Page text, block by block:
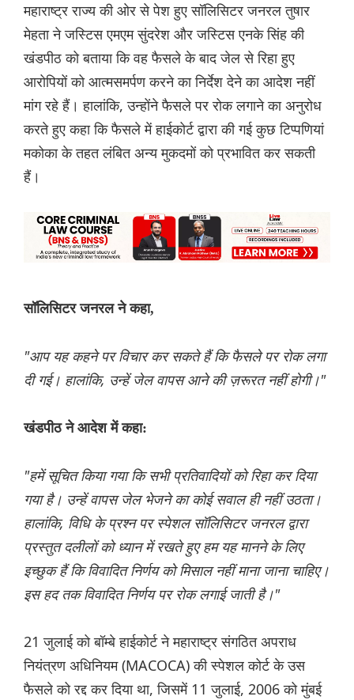
महाराष्ट्र राज्य की ओर से पेश हुए सॉलिसिटर जनरल तुषार
मेहता ने जस्टिस एमएम सुंदरेश और जस्टिस एनके सिंह की
खंडपीठ को बताया कि वह फैसले के बाद जेल से रिहा हुए
आरोपियों को आत्मसमर्पण करने का निर्देश देने का आदेश नहीं
मांग रहे हैं। हालांकि, उन्होंने फैसले पर रोक लगाने का अनुरोध
करते हुए कहा कि फैसले में हाईकोर्ट द्वारा की गई कुछ टिप्पणियां
मकोका के तहत लंबित अन्य मुकदमों को प्रभावित कर सकती
हैं।
सॉलिसिटर जनरल ने कहा,
"आप यह कहने पर विचार कर सकते हैं कि फैसले पर रोक लगा
दी गई। हालांकि, उन्हें जेल वापस आने की ज़रूरत नहीं होगी।"
खंडपीठ ने आदेश में कहा:
"हमें सूचित किया गया कि सभी प्रतिवादियों को रिहा कर दिया
गया है। उन्हें वापस जेल भेजने का कोई सवाल ही नहीं उठता।
हालांकि, विधि के प्रश्न पर स्पेशल सॉलिसिटर जनरल द्वारा
प्रस्तुत दलीलों को ध्यान में रखते हुए हम यह मानने के लिए
इच्छुक हैं कि विवादित निर्णय को मिसाल नहीं माना जाना चाहिए।
इस हद तक विवादित निर्णय पर रोक लगाई जाती है।"
21 जुलाई को बॉम्बे हाईकोर्ट ने महाराष्ट्र संगठित अपराध
नियंत्रण अधिनियम (MACOCA) की स्पेशल कोर्ट के उस
फैसले को रद्द कर दिया था, जिसमें 11 जुलाई, 2006 को मुंबई